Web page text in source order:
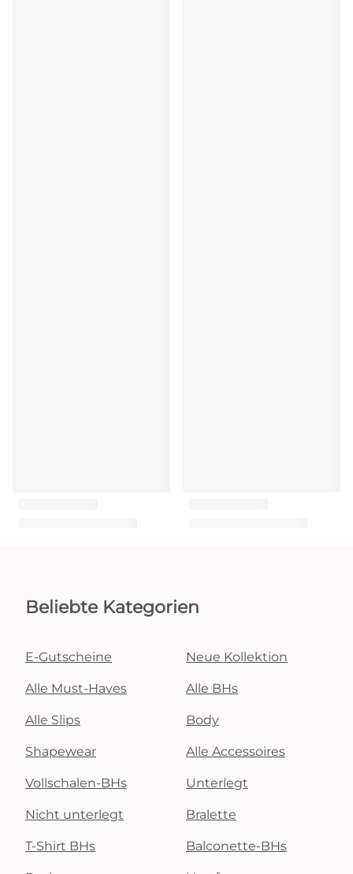
Beliebte Kategorien
E-Gutscheine Neue Kollektion
Alle Must-Haves Alle BHs
Alle Slips Body
Shapewear Alle Accessoires
Vollschalen-BHs Unterlegt
Nicht unterlegt Bralette
T-Shirt BHs Balconette-BHs